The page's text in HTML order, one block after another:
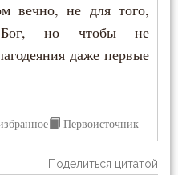
часвечно, не для того,
Бог, но чтобы не
даже первые
Первоисточник
Поделиться цитатой